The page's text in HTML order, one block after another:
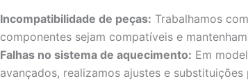
Incompatibilidade de peças: Trabalhamos
componentes sejam compatíveis e
Falhas no sistema de aquecimento: Em
avançados, realizamos ajustes e